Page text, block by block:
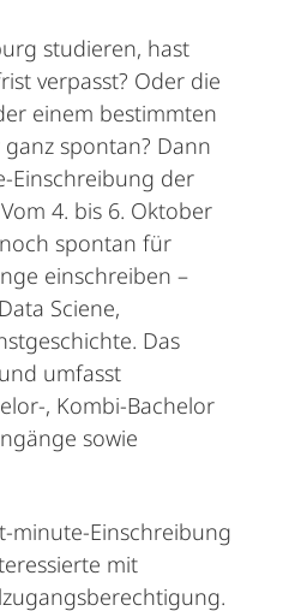
studieren, hast
verpasst? Oder die
einem bestimmten
spontan? Dann
Einschreibung der
4. bis 6. Oktober
spontan für
einschreiben –
Sciene,
Das
umfasst
, Kombi-Bachelor
sowie
minute-Einschreibung
mit